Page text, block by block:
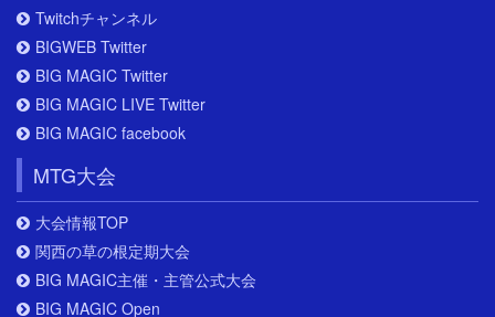
Twitchチャンネル
BIGWEB Twitter
BIG MAGIC Twitter
BIG MAGIC LIVE Twitter
BIG MAGIC facebook
MTG大会
大会情報TOP
関西の草の根定期大会
BIG MAGIC主催・主管公式大会
BIG MAGIC Open